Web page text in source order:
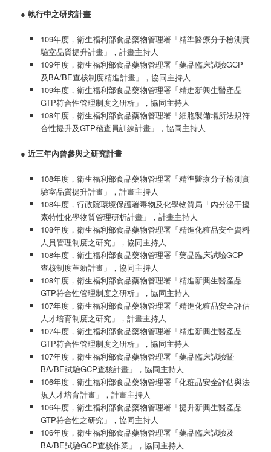
●執行中之研究計畫
109年度，衛生福利部食品藥物管理署「精準醫療分子檢測實
驗室品質提升計畫」，計畫主持人
109年度，衛生福利部食品藥物管理署「藥品臨床試驗GCP
及BA/BE查核制度精進計畫」，協同主持人
109年度，衛生福利部食品藥物管理署「精進新興生醫產品
GTP符合性管理制度之研析」，協同主持人
108年度，衛生福利部食品藥物管理署「細胞製備場所法規符
合性提升及GTP稽查員訓練計畫」，協同主持人
●近三年內曾參與之研究計畫
108年度，衛生福利部食品藥物管理署「精準醫療分子檢測實
驗室品質提升計畫」，計畫主持人
108年度，行政院環境保護署毒物及化學物質局「內分泌干擾
素特性化學物質管理研析計畫」，計畫主持人
108年度，衛生福利部食品藥物管理署「精進化粧品安全資料
人員管理制度之研究」，協同主持人
108年度，衛生福利部食品藥物管理署「藥品臨床試驗GCP
查核制度革新計畫」，協同主持人
108年度，衛生福利部食品藥物管理署「精進新興生醫產品
GTP符合性管理制度之研析」，協同主持人
107年度，衛生福利部食品藥物管理署「精進化粧品安全評估
人才培育制度之研究」，計畫主持人
107年度，衛生福利部食品藥物管理署「精進新興生醫產品
GTP符合性管理制度之研析」，協同主持人
107年度，衛生福利部食品藥物管理署「藥品臨床試驗暨
BA/BE試驗GCP查核計畫」，協同主持人
106年度，衛生福利部食品藥物管理署「化粧品安全評估與法
規人才培育計畫」，計畫主持人
106年度，衛生福利部食品藥物管理署「提升新興生醫產品
GTP符合性之研究」，協同主持人
106年度，衛生福利部食品藥物管理署「藥品臨床試驗及
BA/BE試驗GCP查核作業」，協同主持人